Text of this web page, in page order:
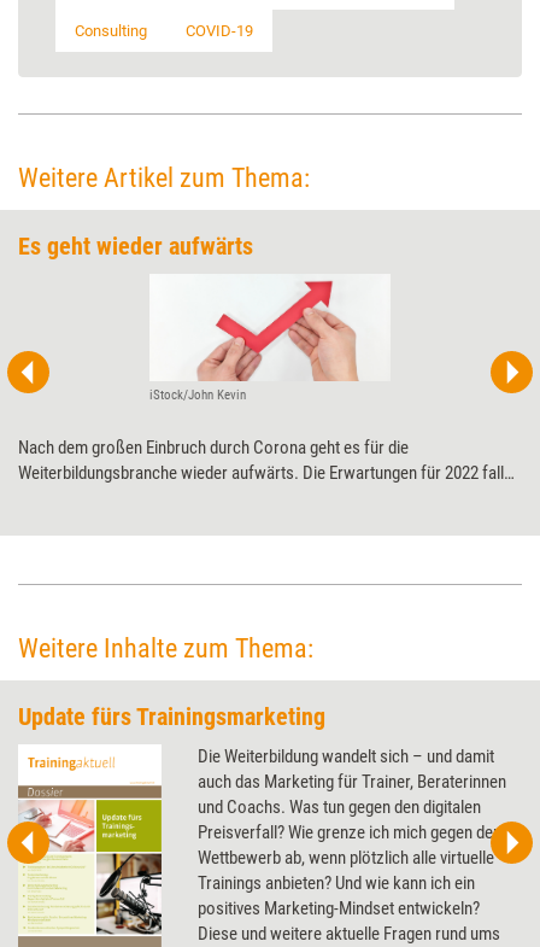
Consulting COVID-19
Weitere Artikel zum Thema:
Es geht wieder aufwärts
iStock/John Kevin
Nach dem großen Einbruch durch Corona geht es für die
Weiterbildungsbranche wieder aufwärts. Die Erwartungen für 2022 fallen
Weitere Inhalte zum Thema:
Update fürs Trainingsmarketing
Die Weiterbildung wandelt sich – und damit
auch das Marketing für Trainer, Beraterinnen
und Coachs. Was tun gegen den digitalen
Preisverfall? Wie grenze ich mich gegen den
Wettbewerb ab, wenn plötzlich alle virtuelle
Trainings anbieten? Und wie kann ich ein
positives Marketing-Mindset entwickeln?
Diese und weitere aktuelle Fragen rund ums